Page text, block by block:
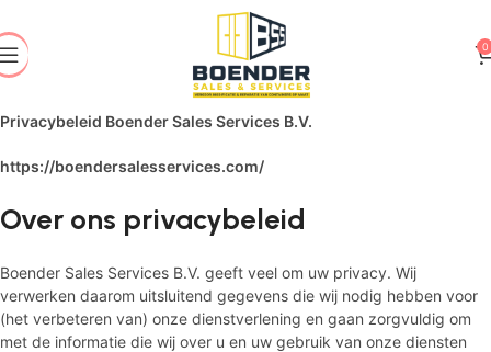
0
Privacybeleid Boender Sales Services B.V.
https://boendersalesservices.com/
Over ons privacybeleid
Boender Sales Services B.V. geeft veel om uw privacy. Wij
verwerken daarom uitsluitend gegevens die wij nodig hebben voor
(het verbeteren van) onze dienstverlening en gaan zorgvuldig om
met de informatie die wij over u en uw gebruik van onze diensten